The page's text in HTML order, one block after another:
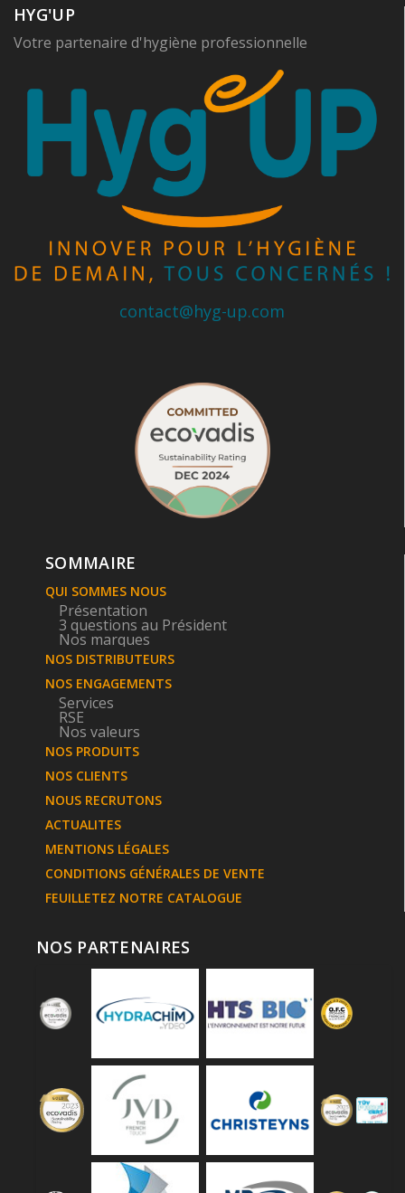
HYG'UP
Votre partenaire d'hygiène professionnelle
contact@hyg-up.com
SOMMAIRE
QUI SOMMES NOUS
Présentation
3 questions au Président
Nos marques
NOS DISTRIBUTEURS
NOS ENGAGEMENTS
Services
RSE
Nos valeurs
NOS PRODUITS
NOS CLIENTS
NOUS RECRUTONS
ACTUALITES
MENTIONS LÉGALES
CONDITIONS GÉNÉRALES DE VENTE
FEUILLETEZ NOTRE CATALOGUE
NOS PARTENAIRES